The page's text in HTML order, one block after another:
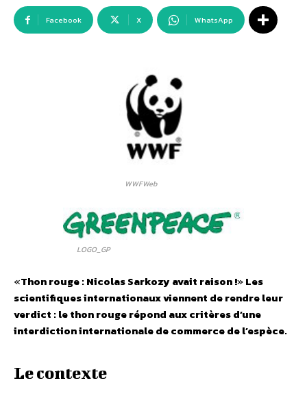
Facebook X WhatsApp
WWFWeb
LOGO_GP
«Thon rouge : Nicolas Sarkozy avait raison !»Les
scientifiques internationaux viennent de rendre leur
verdict : le thon rouge répond aux critères d’une
interdiction internationale de commerce de l’espèce.
Le contexte